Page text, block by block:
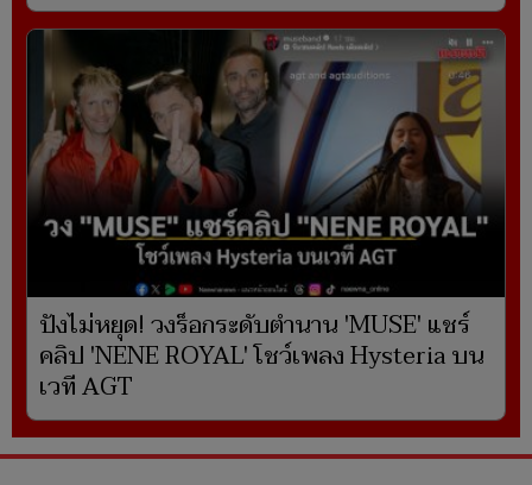
ปังไม่หยุด! วงร็อกระดับตำนาน 'MUSE' แชร์
คลิป 'NENE ROYAL' โชว์เพลง Hysteria บน
เวที AGT